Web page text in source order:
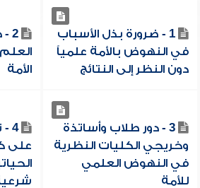
1 - ضرورة بذل الأسباب
في النهوض بالأمة علمياً
دون النظر إلى النتائج
2
الأمة
3 - دور طلاب وأساتذة
وخريجي الكليات النظرية
في النهوض العلمي
للأمة
4
على